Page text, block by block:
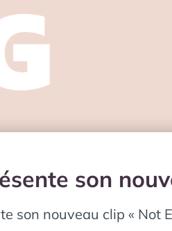
son
son nouveau clip « Not